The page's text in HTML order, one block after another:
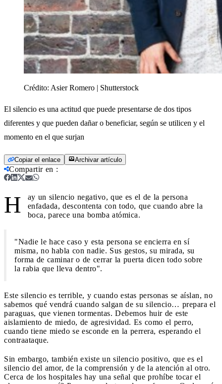
Crédito: Asier Romero | Shutterstock
El silencio es una actitud que puede presentarse de dos tipos
diferentes y que pueden dañar o beneficiar, según se utilicen y el
momento en el que surjan
Copiar el enlace Archivar artículo
Compartir en :
H
ay un silencio negativo, que es el de la persona
enfadada, descontenta con todo, que cuando abre la
boca, parece una bomba atómica.
"Nadie le hace caso y esta persona se encierra en sí
misma, no habla con nadie. Sus gestos, su mirada, su
forma de caminar o de cerrar la puerta dicen todo sobre
la rabia que lleva dentro".
Este silencio es terrible, y cuando estas personas se aíslan, no
sabemos qué vendrá cuando salgan de su silencio… prepara el
paraguas, que vienen tormentas. Debemos huir de este
aislamiento de miedo, de agresividad. Es como el perro,
cuando tiene miedo se esconde en la perrera, esperando el
contraataque.
Sin embargo, también existe un silencio positivo, que es el
silencio del amor, de la comprensión y de la atención al otro.
Cerca de los hospitales hay una señal que prohíbe tocar el